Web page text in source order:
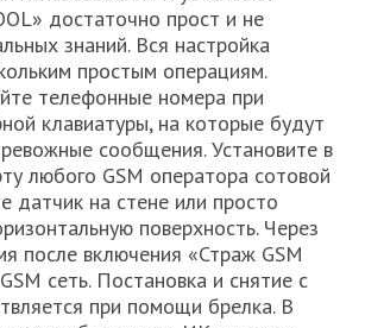
достаточно прост и не
знаний. Вся настройка
простым операциям.
телефонные номера при
клавиатуры, на которые будут
сообщения. Установите в
любого GSM оператора сотовой
датчик на стене или просто
поверхность. Через
после включения «Страж GSM
сеть. Постановка и снятие с
при помощи брелка. В